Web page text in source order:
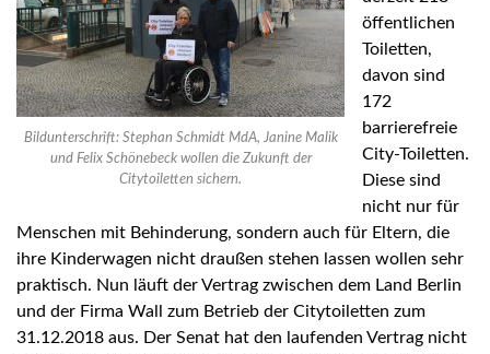
Bildunterschrift: Stephan Schmidt MdA, Janine Malik
und Felix Schönebeck wollen die Zukunft der
Citytoiletten sichern.
öffentlichen
Toiletten,
davon sind
172
barrierefreie
City-Toiletten.
Diese sind
nicht nur für
Menschen mit Behinderung, sondern auch für Eltern, die
ihre Kinderwagen nicht draußen stehen lassen wollen sehr
praktisch. Nun läuft der Vertrag zwischen dem Land Berlin
und der Firma Wall zum Betrieb der Citytoiletten zum
31.12.2018 aus. Der Senat hat den laufenden Vertrag nicht